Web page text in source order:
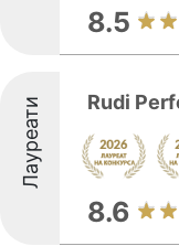
8.5
Лауреати Rudi
8.6